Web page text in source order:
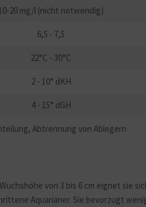
10-20 mg/l (nicht notwendig)
6,5 - 7,5
22°C - 30°C
2 - 10° dKH
4 - 15° dGH
Abtrennung von Ablegern
von 3 bis 6 cm eignet sie
Aquarianer. Sie bevorzugt